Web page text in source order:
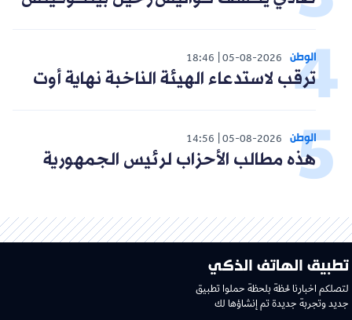
الوطن 05-08-2026
18:46
ترقب لاستدعاء الهيئة الناخبة نهاية أوت
الوطن 05-08-2026
14:56
هذه مطالب الأحزاب لرئيس الجمهورية
تطبيق الهاتف الذكي
لتصلكم اخبارنا لحظة بلحظة حملوا تطبيق
جديد وتجربة جديدة تم إنشاؤها لك